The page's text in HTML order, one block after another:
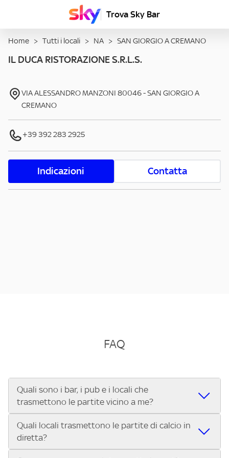
Trova Sky Bar
Home > Tutti i locali > NA > SAN GIORGIO A CREMANO
IL DUCA RISTORAZIONE S.R.L.S.
VIA ALESSANDRO MANZONI 80046-SAN GIORGIO A
CREMANO
+39 392 283 2925
Indicazioni Contatta
FAQ
Quali sono i bar, i pub e i locali che
trasmettono le partite vicino a me?
Se cerchi un bar, pub, ristorante o locale vicino a te per
vedere le partite di Serie A ENILIVE, la Serie C Sky Wifi, la
UEFA Champions League, la UEFA Europa League, la UEFA
Quali locali trasmettono le partite di calcio in
diretta?